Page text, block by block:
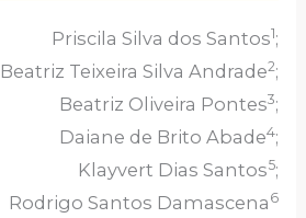
Priscila Silva dos Santos1;
Beatriz Teixeira Silva Andrade2;
Beatriz Oliveira Pontes3;
Daiane de Brito Abade4;
Klayvert Dias Santos5;
Rodrigo Santos Damascena 6